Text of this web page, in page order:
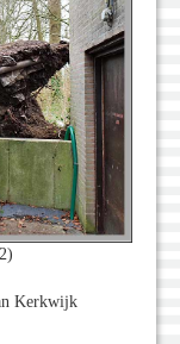
Kerkwijk